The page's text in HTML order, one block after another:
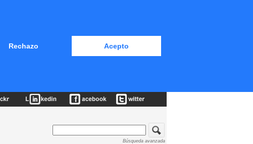
Rechazo Acepto
Búsqueda avanzada